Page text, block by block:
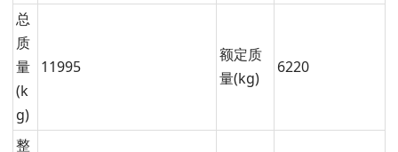
总
质
量
(k
g)
11995
额定质
量(kg)
6220
整